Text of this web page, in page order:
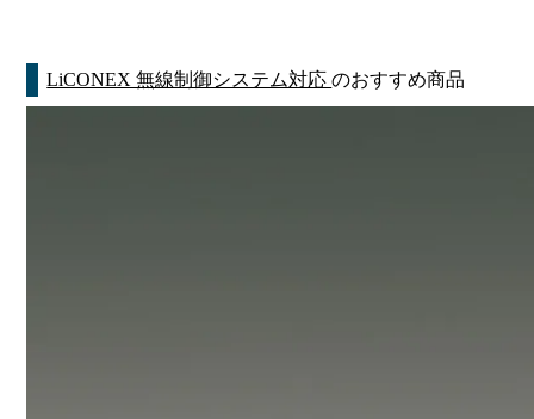
LiCONEX 無線制御システム対応のおすすめ商品